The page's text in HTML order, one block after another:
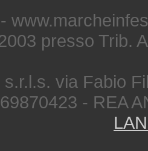
presso Trib.
via Fabio
- REA